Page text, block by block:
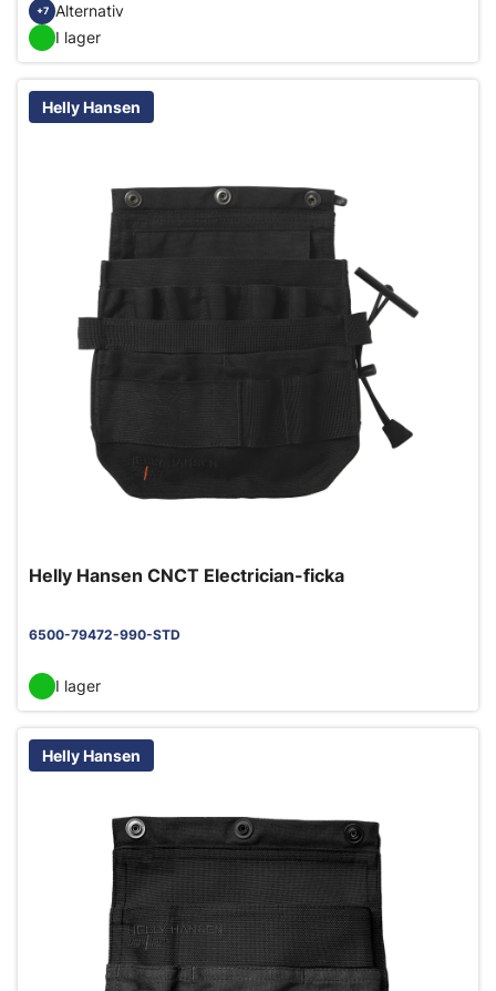
+7
Alternativ
I lager
Helly Hansen
Helly Hansen CNCT Electrician-ficka
6500-79472-990-STD
I lager
Helly Hansen